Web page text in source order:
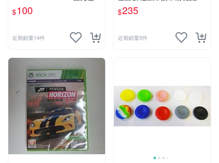
30/24按鈕&搖桿球 全4色
$100
近期銷量14件
冠興 飛絡力 財神爺 大型遊戲
機投幣器
$235
近期銷量5件